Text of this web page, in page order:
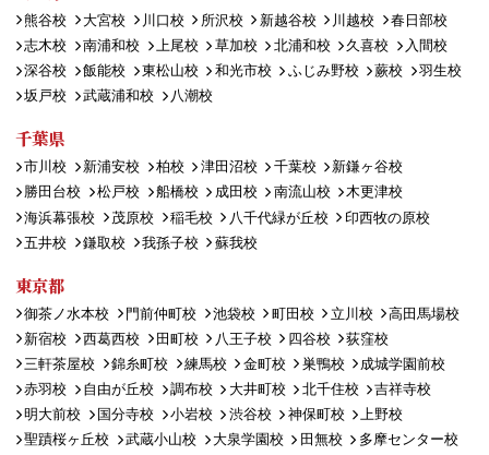
熊谷校 大宮校 川口校 所沢校 新越谷校 川越校
春日部校
志木校
南浦和校 上尾校 草加校 北浦和校 久喜校
入間校
深谷校
飯能校 東松山校 和光市校 ふじみ野校 蕨校
羽生校
坂戸校
武蔵浦和校 八潮校
千葉県
市川校 新浦安校 柏校 津田沼校 千葉校
新鎌ヶ谷校
勝田台校
松戸校 船橋校 成田校 南流山校
木更津校
海浜幕張校
茂原校 稲毛校 八千代緑が丘校
印西牧の原校
五井校
鎌取校 我孫子校 蘇我校
東京都
御茶ノ水本校 門前仲町校 池袋校 町田校 立川校
高田馬場校
新宿校
西葛西校 田町校 八王子校 四谷校
荻窪校
三軒茶屋校
錦糸町校 練馬校 金町校 巣鴨校
成城学園前校
赤羽校
自由が丘校 調布校 大井町校 北千住校
吉祥寺校
明大前校
国分寺校 小岩校 渋谷校 神保町校
上野校
聖蹟桜ヶ丘校
武蔵小山校 大泉学園校 田無校
多摩センター校